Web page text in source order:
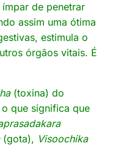
de penetrar
assim uma ótima
estimula o
órgãos vitais. É
(toxina) do
que significa que
(gota), Visoochika